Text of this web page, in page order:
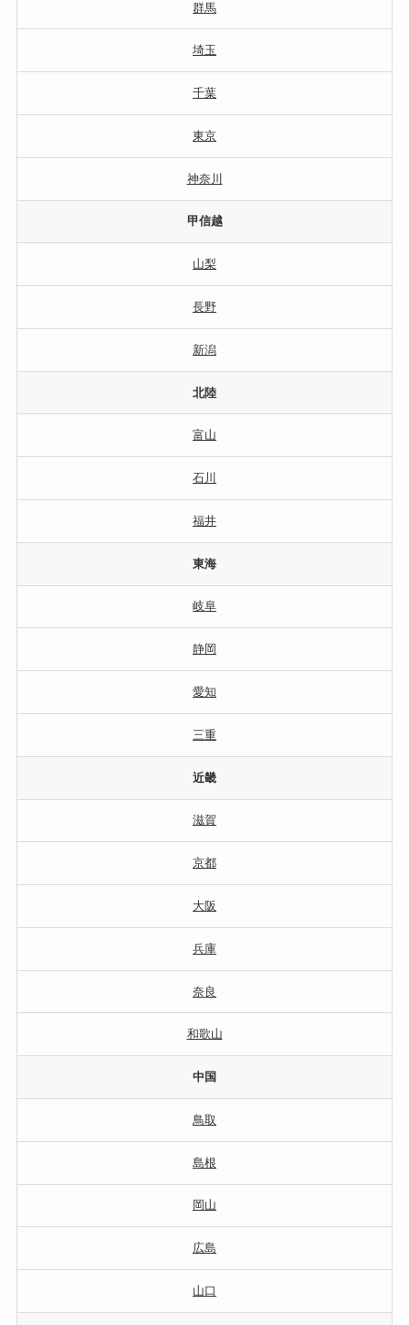
群馬
埼玉
千葉
東京
神奈川
甲信越
山梨
長野
新潟
北陸
富山
石川
福井
東海
岐阜
静岡
愛知
三重
近畿
滋賀
京都
大阪
兵庫
奈良
和歌山
中国
鳥取
島根
岡山
広島
山口